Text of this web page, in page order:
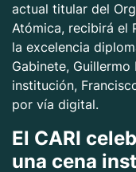
actual titular del
Atómica, recibirá el
la excelencia
Gabinete,
institución,
por vía digital.
El CARI
una cena